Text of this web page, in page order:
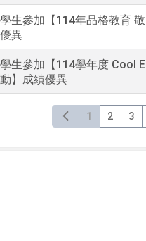
生參加【114年品格教育
異
生參加【114學年度 Cool
】成績優異
1 2 3